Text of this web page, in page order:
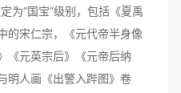
为“国宝”级别，包括《夏禹
的宋仁宗，《元代帝半身像
《元英宗后》《元帝后纳
明人画《出警入跸图》卷